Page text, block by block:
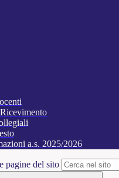
a.s. 2025/2026
pagine del sito